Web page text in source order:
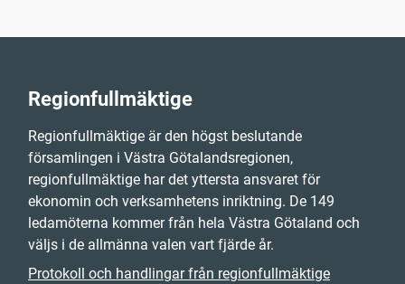
Regionfullmäktige
Regionfullmäktige är den högst beslutande
församlingen i Västra Götalandsregionen,
regionfullmäktige har det yttersta ansvaret för
ekonomin och verksamhetens inriktning. De 149
ledamöterna kommer från hela Västra Götaland och
väljs i de allmänna valen vart fjärde år.
Protokoll och handlingar från regionfullmäktige